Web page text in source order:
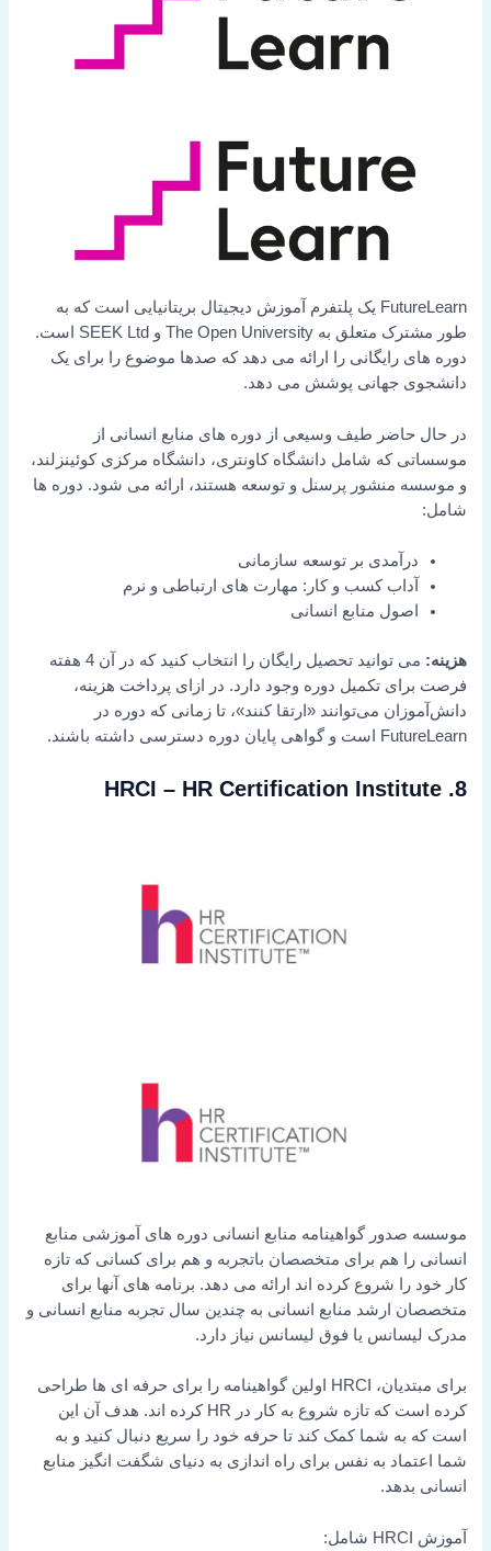
FutureLearn یک پلتفرم آموزش دیجیتال بریتانیایی است که به
طور مشترک متعلق به The Open University و SEEK Ltd است.
دوره های رایگانی را ارائه می دهد که صدها موضوع را برای یک
دانشجوی جهانی پوشش می دهد.
در حال حاضر طیف وسیعی از دوره های منابع انسانی از
موسساتی که شامل دانشگاه کاونتری، دانشگاه مرکزی کوئینزلند،
و موسسه منشور پرسنل و توسعه هستند، ارائه می شود. دوره ها
شامل:
درآمدی بر توسعه سازمانی
آداب کسب و کار: مهارت های ارتباطی و نرم
اصول منابع انسانی
هزینه:
می توانید تحصیل رایگان را انتخاب کنید که در آن 4 هفته
فرصت برای تکمیل دوره وجود دارد. در ازای پرداخت هزینه،
دانش‌آموزان می‌توانند «ارتقا کنند»، تا زمانی که دوره در
FutureLearn است و گواهی پایان دوره دسترسی داشته باشند.
8. HRCI – HR Certification Institute
موسسه صدور گواهینامه منابع انسانی دوره های آموزشی منابع
انسانی را هم برای متخصصان باتجربه و هم برای کسانی که تازه
کار خود را شروع کرده اند ارائه می دهد. برنامه های آنها برای
متخصصان ارشد منابع انسانی به چندین سال تجربه منابع انسانی و
مدرک لیسانس یا فوق لیسانس نیاز دارد.
برای مبتدیان، HRCI اولین گواهینامه را برای حرفه ای ها طراحی
کرده است که تازه شروع به کار در HR کرده اند. هدف آن این
است که به شما کمک کند تا حرفه خود را سریع دنبال کنید و به
شما اعتماد به نفس برای راه اندازی به دنیای شگفت انگیز منابع
انسانی بدهد.
آموزش HRCI شامل: